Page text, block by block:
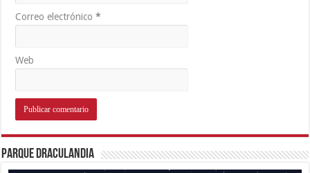
Correo electrónico*
Web
Parque Draculandia